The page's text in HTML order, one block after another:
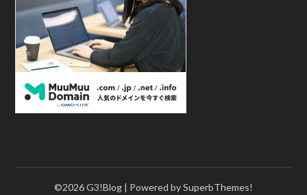
©2026 G3!Blog | Powered bySuperbThemes!